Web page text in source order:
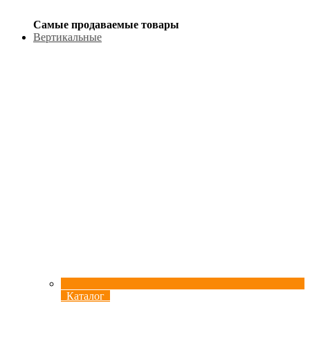
Самые продаваемые товары
Вертикальные
Каталог